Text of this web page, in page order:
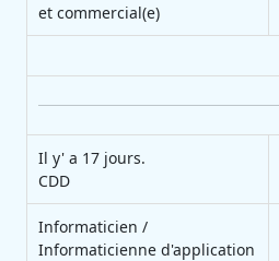
et commercial(e)
Il y' a 17 jours.
CDD
Informaticien /
Informaticienne d'application